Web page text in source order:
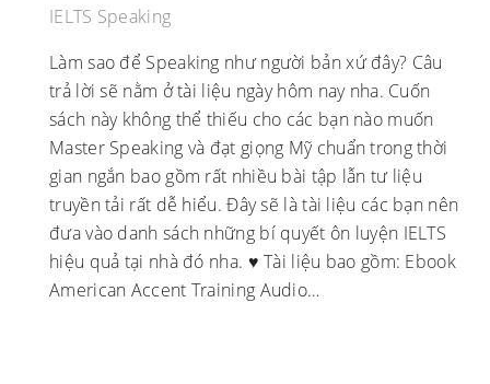
IELTS Speaking
Làm sao để Speaking như người bản xứ đây? Câu
trả lời sẽ nằm ở tài liệu ngày hôm nay nha. Cuốn
sách này không thể thiếu cho các bạn nào muốn
Master Speaking và đạt giọng Mỹ chuẩn trong thời
gian ngắn bao gồm rất nhiều bài tập lẫn tư liệu
truyền tải rất dễ hiểu. Đây sẽ là tài liệu các bạn nên
đưa vào danh sách những bí quyết ôn luyện IELTS
hiệu quả tại nhà đó nha. ♥ Tài liệu bao gồm: Ebook
American Accent Training Audio…